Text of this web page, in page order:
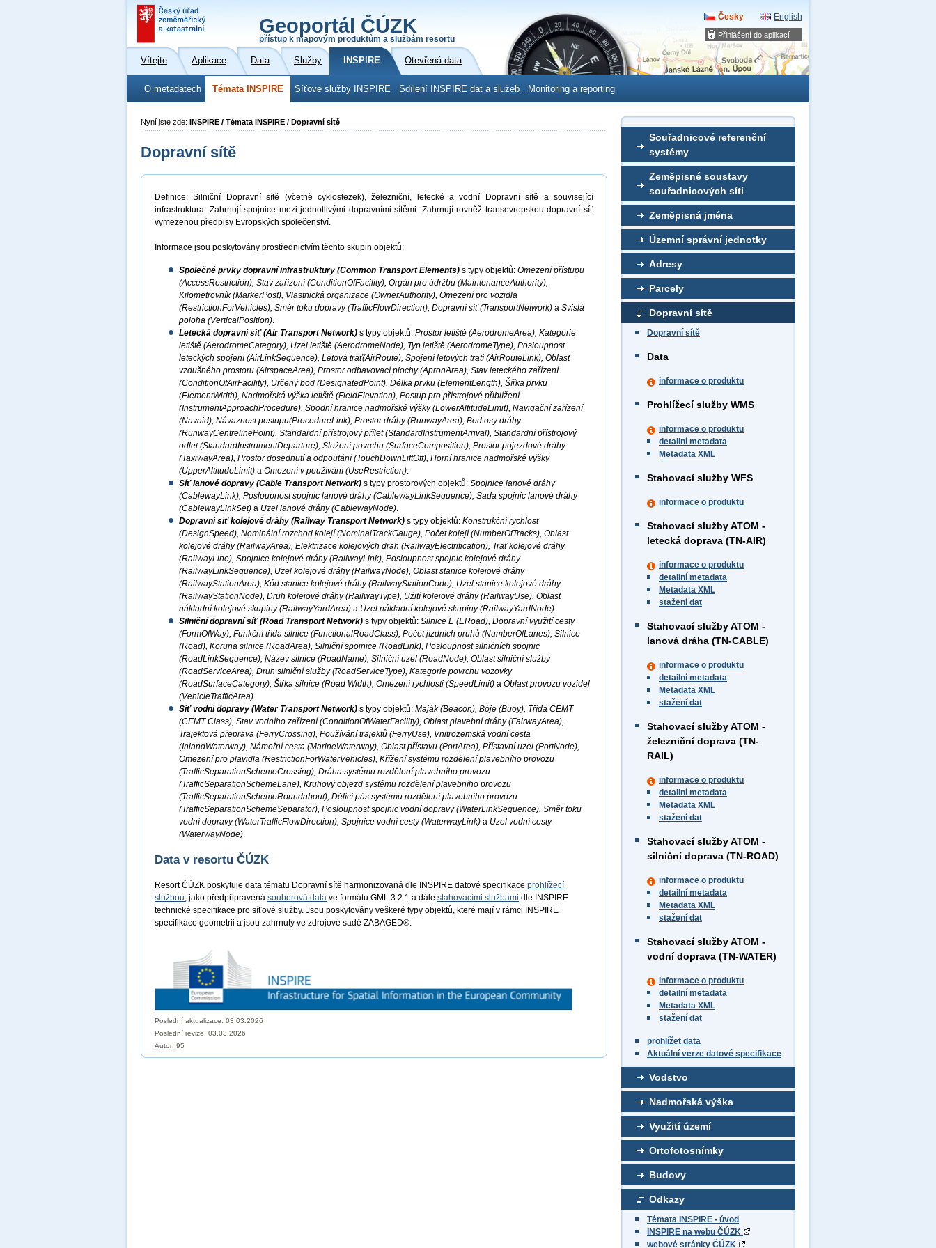
Přihlášení do aplikací
Geoportál ČÚZK
přístup k mapovým produktům a službám resortu
Česky English
Vítejte Aplikace Data Služby INSPIRE Otevřená data
O metadatech Témata INSPIRE Síťové služby INSPIRE Sdílení INSPIRE dat a služeb Monitoring a reporting
Souřadnicové referenční
systémy
Zeměpisné soustavy
souřadnicových sítí
Zeměpisná jména
Územní správní jednotky
Adresy
Parcely
Dopravní sítě
Dopravní sítě
Data
informace o produktu
Prohlížecí služby WMS
informace o produktu
detailní metadata
Metadata XML
Stahovací služby WFS
informace o produktu
Stahovací služby ATOM -
letecká doprava (TN-AIR)
informace o produktu
detailní metadata
Metadata XML
stažení dat
Stahovací služby ATOM -
lanová dráha (TN-CABLE)
informace o produktu
detailní metadata
Metadata XML
stažení dat
Stahovací služby ATOM -
železniční doprava (TN-
RAIL)
informace o produktu
detailní metadata
Metadata XML
stažení dat
Stahovací služby ATOM -
silniční doprava (TN-ROAD)
informace o produktu
detailní metadata
Metadata XML
stažení dat
Stahovací služby ATOM -
vodní doprava (TN-WATER)
informace o produktu
detailní metadata
Metadata XML
stažení dat
prohlížet data
Aktuální verze datové specifikace
Vodstvo
Nadmořská výška
Využití území
Ortofotosnímky
Budovy
Odkazy
Témata INSPIRE - úvod
INSPIRE na webu ČÚZK
webové stránky ČÚZK
Nyní jste zde: INSPIRE / Témata INSPIRE / Dopravní sítě
Dopravní sítě
Definice: Silniční Dopravní sítě (včetně cyklostezek), železniční, letecké a vodní Dopravní sítě a související
infrastruktura. Zahrnují spojnice mezi jednotlivými dopravními sítěmi. Zahrnují rovněž transevropskou dopravní síť
vymezenou předpisy Evropských společenství.
Informace jsou poskytovány prostřednictvím těchto skupin objektů:
Společné prvky dopravní infrastruktury (Common Transport Elements) s typy objektů: Omezení přístupu
(AccessRestriction), Stav zařízení (ConditionOfFacility), Orgán pro údržbu (MaintenanceAuthority),
Kilometrovník (MarkerPost), Vlastnická organizace (OwnerAuthority), Omezení pro vozidla
(RestrictionForVehicles), Směr toku dopravy (TrafficFlowDirection), Dopravní síť (TransportNetwork) a Svislá
poloha (VerticalPosition).
Letecká dopravní síť (Air Transport Network) s typy objektů: Prostor letiště (AerodromeArea), Kategorie
letiště (AerodromeCategory), Uzel letiště (AerodromeNode), Typ letiště (AerodromeType), Posloupnost
leteckých spojení (AirLinkSequence), Letová trať(AirRoute), Spojení letových tratí (AirRouteLink), Oblast
vzdušného prostoru (AirspaceArea), Prostor odbavovací plochy (ApronArea), Stav leteckého zařízení
(ConditionOfAirFacility), Určený bod (DesignatedPoint), Délka prvku (ElementLength), Šířka prvku
(ElementWidth), Nadmořská výška letiště (FieldElevation), Postup pro přístrojové přiblížení
(InstrumentApproachProcedure), Spodní hranice nadmořské výšky (LowerAltitudeLimit), Navigační zařízení
(Navaid), Návaznost postupu(ProcedureLink), Prostor dráhy (RunwayArea), Bod osy dráhy
(RunwayCentrelinePoint), Standardní přístrojový přílet (StandardInstrumentArrival), Standardní přístrojový
odlet (StandardInstrumentDeparture), Složení povrchu (SurfaceComposition), Prostor pojezdové dráhy
(TaxiwayArea), Prostor dosednutí a odpoutání (TouchDownLiftOff), Horní hranice nadmořské výšky
(UpperAltitudeLimit) a Omezení v používání (UseRestriction).
Síť lanové dopravy (Cable Transport Network) s typy prostorových objektů: Spojnice lanové dráhy
(CablewayLink), Posloupnost spojnic lanové dráhy (CablewayLinkSequence), Sada spojnic lanové dráhy
(CablewayLinkSet) a Uzel lanové dráhy (CablewayNode).
Dopravní síť kolejové dráhy (Railway Transport Network) s typy objektů: Konstrukční rychlost
(DesignSpeed), Nominální rozchod kolejí (NominalTrackGauge), Počet kolejí (NumberOfTracks), Oblast
kolejové dráhy (RailwayArea), Elektrizace kolejových drah (RailwayElectrification), Trať kolejové dráhy
(RailwayLine), Spojnice kolejové dráhy (RailwayLink), Posloupnost spojnic kolejové dráhy
(RailwayLinkSequence), Uzel kolejové dráhy (RailwayNode), Oblast stanice kolejové dráhy
(RailwayStationArea), Kód stanice kolejové dráhy (RailwayStationCode), Uzel stanice kolejové dráhy
(RailwayStationNode), Druh kolejové dráhy (RailwayType), Užití kolejové dráhy (RailwayUse), Oblast
nákladní kolejové skupiny (RailwayYardArea) a Uzel nákladní kolejové skupiny (RailwayYardNode).
Silniční dopravní síť (Road Transport Network) s typy objektů: Silnice E (ERoad), Dopravní využití cesty
(FormOfWay), Funkční třída silnice (FunctionalRoadClass), Počet jízdních pruhů (NumberOfLanes), Silnice
(Road), Koruna silnice (RoadArea), Silniční spojnice (RoadLink), Posloupnost silničních spojnic
(RoadLinkSequence), Název silnice (RoadName), Silniční uzel (RoadNode), Oblast silniční služby
(RoadServiceArea), Druh silniční služby (RoadServiceType), Kategorie povrchu vozovky
(RoadSurfaceCategory), Šířka silnice (Road Width), Omezení rychlosti (SpeedLimit) a Oblast provozu vozidel
(VehicleTrafficArea).
Síť vodní dopravy (Water Transport Network) s typy objektů: Maják (Beacon), Bóje (Buoy), Třída CEMT
(CEMT Class), Stav vodního zařízení (ConditionOfWaterFacility), Oblast plavební dráhy (FairwayArea),
Trajektová přeprava (FerryCrossing), Používání trajektů (FerryUse), Vnitrozemská vodní cesta
(InlandWaterway), Námořní cesta (MarineWaterway), Oblast přístavu (PortArea), Přístavní uzel (PortNode),
Omezení pro plavidla (RestrictionForWaterVehicles), Křížení systému rozdělení plavebního provozu
(TrafficSeparationSchemeCrossing), Dráha systému rozdělení plavebního provozu
(TrafficSeparationSchemeLane), Kruhový objezd systému rozdělení plavebního provozu
(TrafficSeparationSchemeRoundabout), Dělící pás systému rozdělení plavebního provozu
(TrafficSeparationSchemeSeparator), Posloupnost spojnic vodní dopravy (WaterLinkSequence), Směr toku
vodní dopravy (WaterTrafficFlowDirection), Spojnice vodní cesty (WaterwayLink) a Uzel vodní cesty
(WaterwayNode).
Data v resortu ČÚZK
Resort ČÚZK poskytuje data tématu Dopravní sítě harmonizovaná dle INSPIRE datové specifikace prohlížecí
službou, jako předpřipravená souborová data ve formátu GML 3.2.1 a dále stahovacími službami dle INSPIRE
technické specifikace pro síťové služby. Jsou poskytovány veškeré typy objektů, které mají v rámci INSPIRE
specifikace geometrii a jsou zahrnuty ve zdrojové sadě ZABAGED®.
Poslední aktualizace: 03.03.2026
Poslední revize: 03.03.2026
Autor: 95